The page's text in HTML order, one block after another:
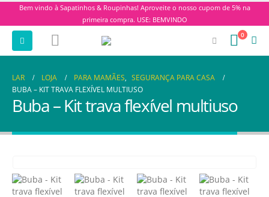
Bem vindo à Sapatinhos & Roupinhas! Aproveite o nosso cupom de 5% na
primeira compra. USE: BEMVINDO
0
LAR LOJA PARA MAMÃES, SEGURANÇA PARA CASA
BUBA – KIT TRAVA FLEXÍVEL MULTIUSO
Buba – Kit trava flexível multiuso